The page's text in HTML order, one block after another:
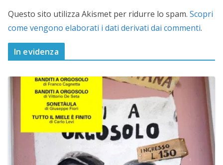
Questo sito utilizza Akismet per ridurre lo spam. Scopri
come vengono elaborati i dati derivati dai commenti.
In evidenza